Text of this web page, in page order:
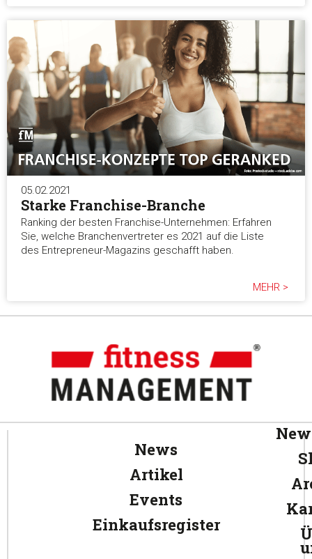
05.02.2021
Starke Franchise-Branche
Ranking der besten Franchise-Unternehmen: Erfahren
Sie, welche Branchenvertreter es 2021 auf die Liste
des Entrepreneur-Magazins geschafft haben.
MEHR >
News
Artikel
Events
Einkaufsregister